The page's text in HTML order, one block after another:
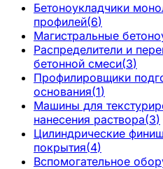
Бетоноукладчики
профилей(6)
Магистральные
Распределители и
бетонной смеси(3)
Профилировщики
основания(1)
Машины для
нанесения раствора(3)
Цилиндрические
покрытия(4)
Вспомогательное